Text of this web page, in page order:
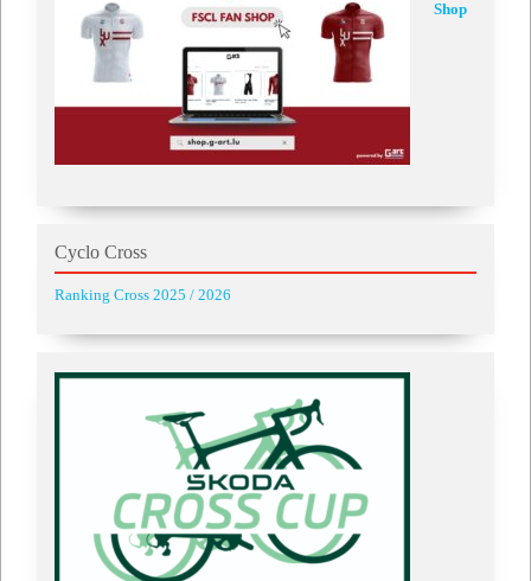
Shop
Cyclo Cross
Ranking Cross 2025 / 2026